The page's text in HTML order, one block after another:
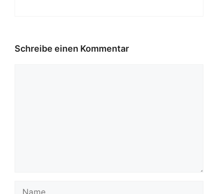
Schreibe einen Kommentar
Name